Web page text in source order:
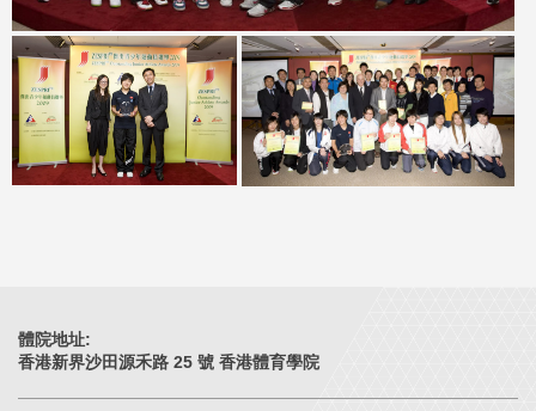
體院地址:
香港新界沙田源禾路 25 號 香港體育學院